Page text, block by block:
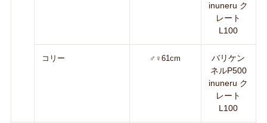
inuneru ク
レート
L100
コリー ♂♀61cm
バリケン
ネルP500
inuneru ク
レート
L100